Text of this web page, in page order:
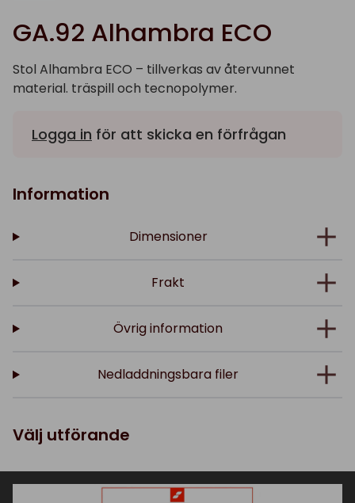
GA.92 Alhambra ECO
Stol Alhambra ECO – tillverkas av återvunnet
material. träspill och tecnopolymer.
Logga in för att skicka en förfrågan
Information
Dimensioner
Frakt
Övrig information
Nedladdningsbara filer
Välj utförande